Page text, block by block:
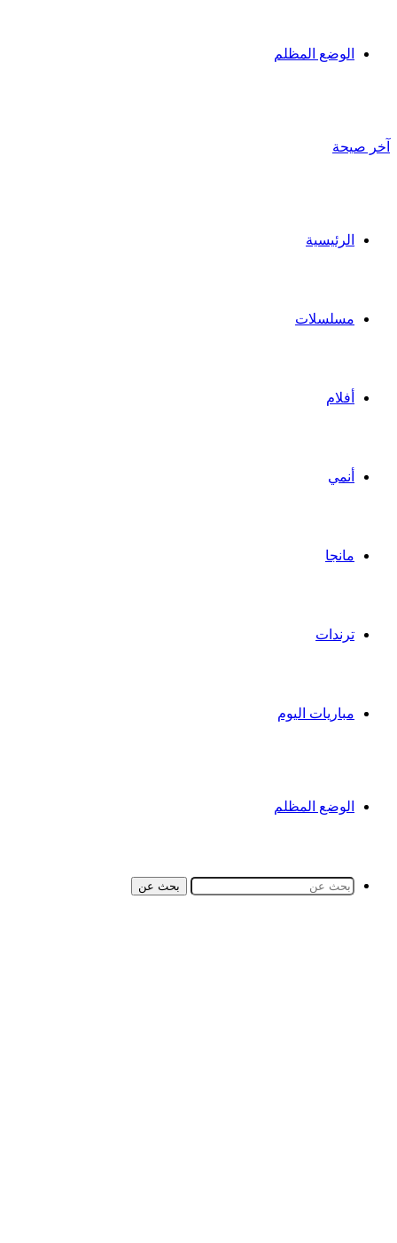
الوضع المظلم
آخر صيحة
الرئيسية
مسلسلات
أفلام
أنمي
مانجا
ترندات
مباريات اليوم
الوضع المظلم
بحث عن